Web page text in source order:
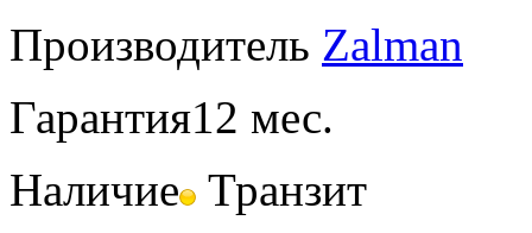
Производитель Zalman
Гарантия12 мес.
Наличие Транзит